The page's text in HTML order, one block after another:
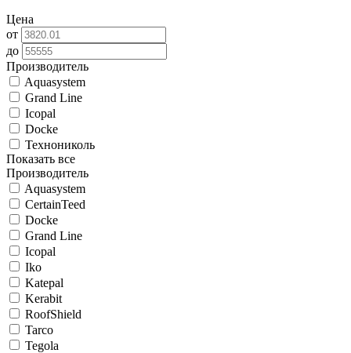
Цена
от
до
Производитель
Aquasystem
Grand Line
Icopal
Docke
Технониколь
Показать все
Производитель
Aquasystem
CertainTeed
Docke
Grand Line
Icopal
Iko
Katepal
Kerabit
RoofShield
Tarco
Tegola